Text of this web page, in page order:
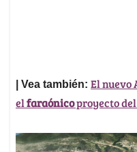
| Vea también: El nuevo
elfaraónicoproyecto